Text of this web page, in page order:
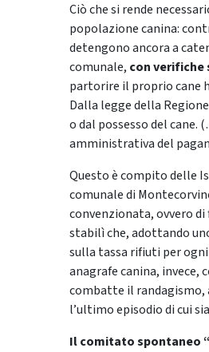
Ciò che si rende
popolazione canina:
detengono ancora a
comunale, con
partorire il proprio cane
Dalla legge della
o dal possesso del
amministrativa del
Questo è compito delle
comunale di
convenzionata, ovvero di
stabilì che, adottando
sulla tassa rifiuti per
anagrafe canina,
combatte il randagismo,
l’ultimo episodio di cui
Il comitato spontaneo